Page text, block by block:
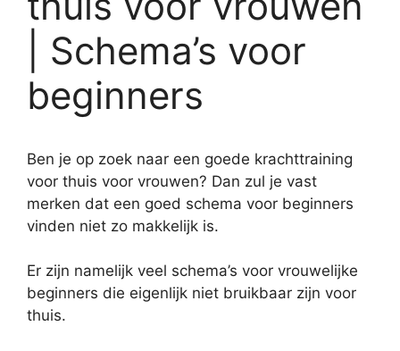
| Schema’s voor
beginners
Ben je op zoek naar een goede krachttraining
voor thuis voor vrouwen? Dan zul je vast
merken dat een goed schema voor beginners
vinden niet zo makkelijk is.
Er zijn namelijk veel schema’s voor vrouwelijke
beginners die eigenlijk niet bruikbaar zijn voor
thuis.